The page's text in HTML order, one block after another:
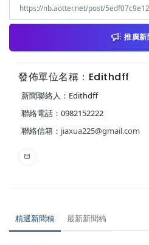
推廣新
發佈單位名稱：Edithdff
新聞聯絡人：Edithdff
聯絡電話：0982152222
聯絡信箱： jiaxua225@gmail.com
精選新聞稿 最新新聞稿